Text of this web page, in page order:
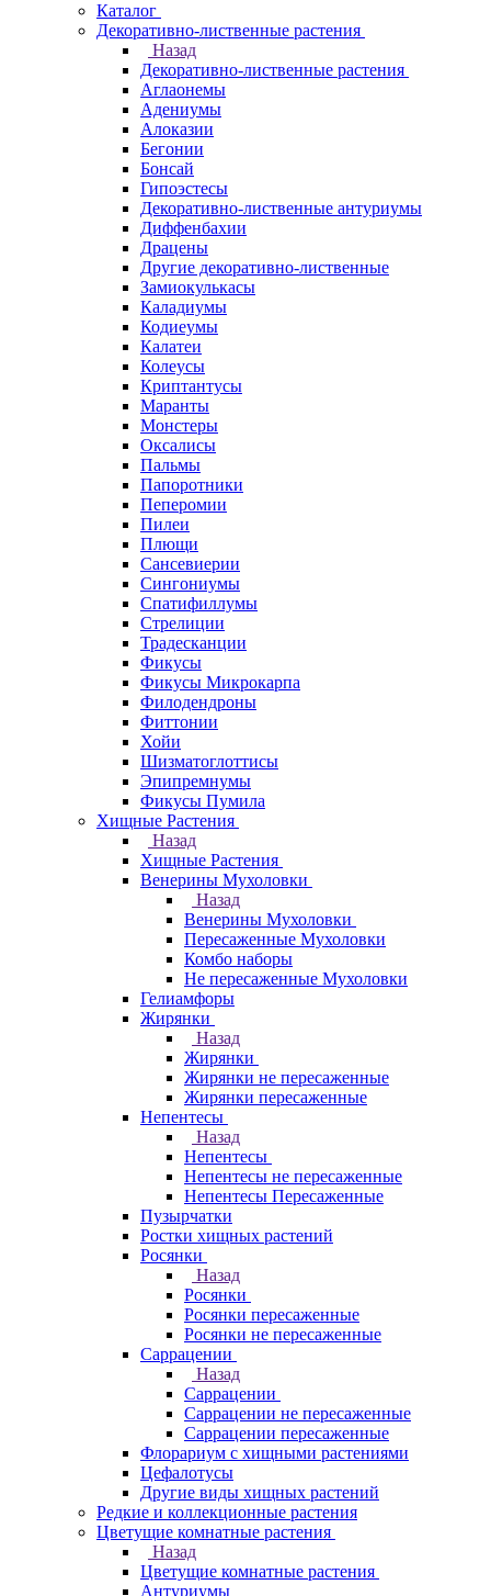
Каталог
Декоративно-лиственные растения
Назад
Декоративно-лиственные растения
Аглаонемы
Адениумы
Алоказии
Бегонии
Бонсай
Гипоэстесы
Декоративно-лиственные антуриумы
Диффенбахии
Драцены
Другие декоративно-лиственные
Замиокулькасы
Каладиумы
Кодиеумы
Калатеи
Колеусы
Криптантусы
Маранты
Монстеры
Оксалисы
Пальмы
Папоротники
Пеперомии
Пилеи
Плющи
Сансевиерии
Сингониумы
Спатифиллумы
Стрелиции
Традесканции
Фикусы
Фикусы Микрокарпа
Филодендроны
Фиттонии
Хойи
Шизматоглоттисы
Эпипремнумы
Фикусы Пумила
Хищные Растения
Назад
Хищные Растения
Венерины Мухоловки
Назад
Венерины Мухоловки
Пересаженные Мухоловки
Комбо наборы
Не пересаженные Мухоловки
Гелиамфоры
Жирянки
Назад
Жирянки
Жирянки не пересаженные
Жирянки пересаженные
Непентесы
Назад
Непентесы
Непентесы не пересаженные
Непентесы Пересаженные
Пузырчатки
Ростки хищных растений
Росянки
Назад
Росянки
Росянки пересаженные
Росянки не пересаженные
Саррацении
Назад
Саррацении
Саррацении не пересаженные
Саррацении пересаженные
Флорариум с хищными растениями
Цефалотусы
Другие виды хищных растений
Редкие и коллекционные растения
Цветущие комнатные растения
Назад
Цветущие комнатные растения
Антуриумы